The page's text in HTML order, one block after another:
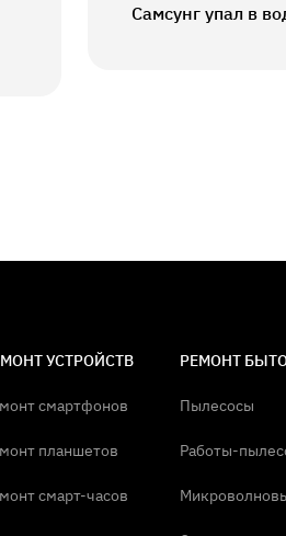
Самсунг упал в
УСТРОЙСТВ
смартфонов
планшетов
смарт-часов
РЕМОНТ
Пылесосы
Работы-